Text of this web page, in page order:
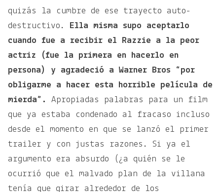
quizás la cumbre de ese trayecto auto-
destructivo. Ella misma supo aceptarlo
cuando fue a recibir el Razzie a la peor
actriz (fue la primera en hacerlo en
persona) y agradeció a Warner Bros “por
obligarme a hacer esta horrible película de
mierda”.
Apropiadas palabras para un film
que ya estaba condenado al fracaso incluso
desde el momento en que se lanzó el primer
trailer y con justas razones. Si ya el
argumento era absurdo (¿a quién se le
ocurrió que el malvado plan de la villana
tenía que girar alrededor de los